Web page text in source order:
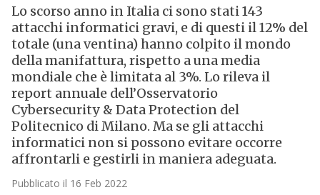
Lo scorso anno in Italia ci sono stati 143
attacchi informatici gravi, e di questi il 12% del
totale (una ventina) hanno colpito il mondo
della manifattura, rispetto a una media
mondiale che è limitata al 3%. Lo rileva il
report annuale dell’Osservatorio
Cybersecurity & Data Protection del
Politecnico di Milano. Ma se gli attacchi
informatici non si possono evitare occorre
affrontarli e gestirli in maniera adeguata.
Pubblicato il 16 Feb 2022